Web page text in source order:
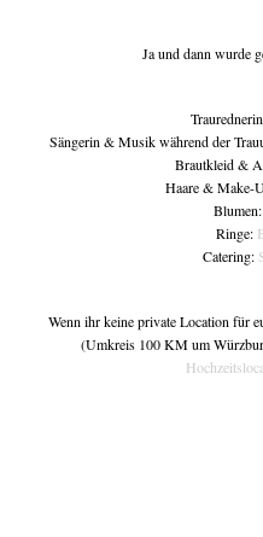
Ja und dann wurde
Sängerin & Musik während der
Brautkleid &
Haare & Make-
Blumen:
Ringe:
Catering:
Wenn ihr keine private Location für
(Umkreis 100 KM um